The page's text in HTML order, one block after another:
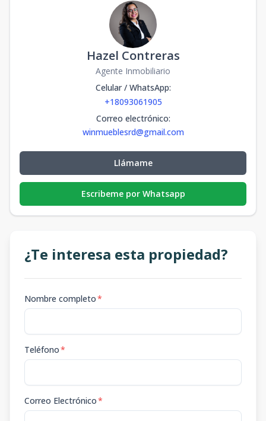
Hazel Contreras
Agente Inmobiliario
Celular / WhatsApp:
+18093061905
Correo electrónico:
winmueblesrd@gmail.com
Llámame
Escribeme por Whatsapp
¿Te interesa esta propiedad?
Nombre completo*
Teléfono*
Correo Electrónico*